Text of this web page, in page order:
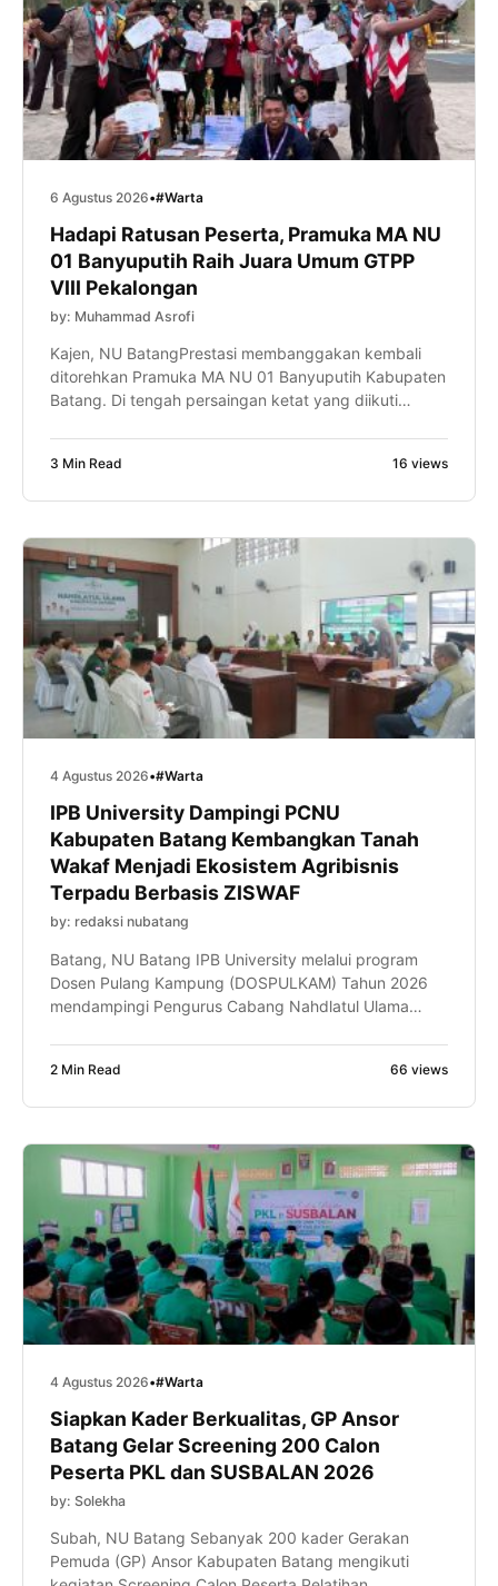
6 Agustus 2026•#Warta
Hadapi Ratusan Peserta, Pramuka MA NU
01 Banyuputih Raih Juara Umum GTPP
VIII Pekalongan
by: Muhammad Asrofi
Kajen, NU BatangPrestasi membanggakan kembali
ditorehkan Pramuka MA NU 01 Banyuputih Kabupaten
Batang. Di tengah persaingan ketat yang diikuti
Gugusdepan Batang 15.067-15.068 berhasil keluar
Wahid Pekalongan Tahun 2026. Keberhasilan […]
3 Min Read 16 views
4 Agustus 2026•#Warta
IPB University Dampingi PCNU
Kabupaten Batang Kembangkan Tanah
Wakaf Menjadi Ekosistem Agribisnis
Terpadu Berbasis ZISWAF
by: redaksi nubatang
Batang, NU Batang IPB University melalui program
Dosen Pulang Kampung (DOSPULKAM) Tahun 2026
mendampingi Pengurus Cabang Nahdlatul Ulama
terpadu berbasis Zakat, Infak, Sedekah, dan Wakaf
Kecamatan Blado, Kabupaten Batang. […]
2 Min Read 66 views
4 Agustus 2026•#Warta
Siapkan Kader Berkualitas, GP Ansor
Batang Gelar Screening 200 Calon
Peserta PKL dan SUSBALAN 2026
by: Solekha
Subah, NU Batang Sebanyak 200 kader Gerakan
Pemuda (GP) Ansor Kabupaten Batang mengikuti